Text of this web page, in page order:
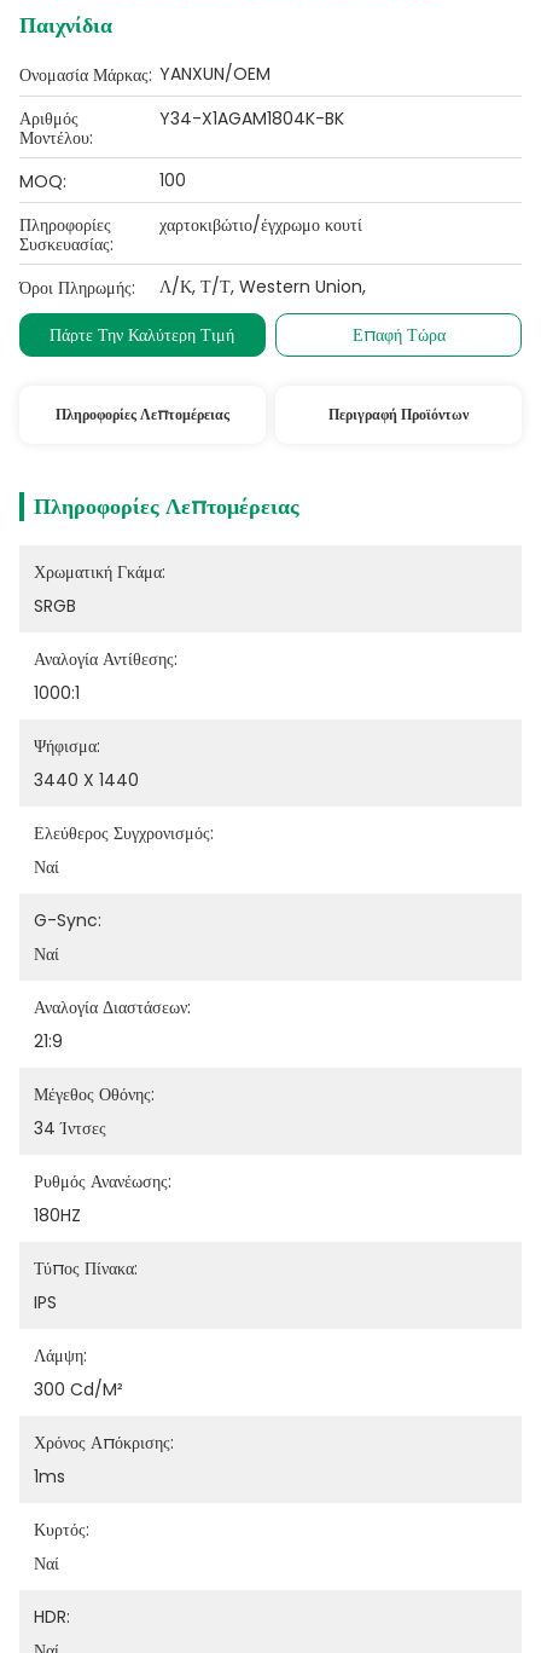
Παιχνίδια
Ονομασία Μάρκας: YANXUN/OEM
Αριθμός
Μοντέλου:
Y34-X1AGAM1804K-BK
MOQ:
100
Πληροφορίες
Συσκευασίας:
χαρτοκιβώτιο/έγχρωμο κουτί
Όροι Πληρωμής:
Λ/Κ, Τ/Τ, Western Union,
Πάρτε Την Καλύτερη Τιμή
Επαφή Τώρα
Πληροφορίες Λεπτομέρειας Περιγραφή Προϊόντων
Πληροφορίες Λεπτομέρειας
Χρωματική Γκάμα:
SRGB
Αναλογία Αντίθεσης:
1000:1
Ψήφισμα:
3440 X 1440
Ελεύθερος Συγχρονισμός:
Ναί
G-Sync:
Ναί
Αναλογία Διαστάσεων:
21:9
Μέγεθος Οθόνης:
34 Ίντσες
Ρυθμός Ανανέωσης:
180HZ
Τύπος Πίνακα:
IPS
Λάμψη:
300 Cd/m²
Χρόνος Απόκρισης:
1ms
Κυρτός:
Ναί
HDR: